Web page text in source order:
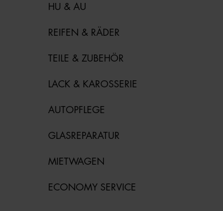
HU & AU
REIFEN & RÄDER
TEILE & ZUBEHÖR
LACK & KAROSSERIE
AUTOPFLEGE
GLASREPARATUR
MIETWAGEN
ECONOMY SERVICE